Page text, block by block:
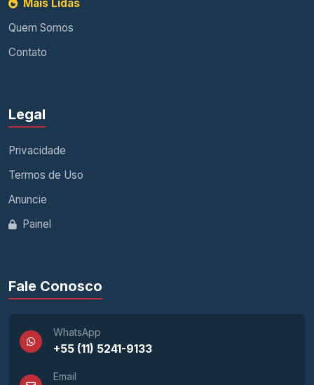
Mais Lidas
Quem Somos
Contato
Legal
Privacidade
Termos de Uso
Anuncie
Painel
Fale Conosco
WhatsApp
+55 (11) 5241-9133
Email